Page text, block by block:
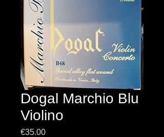
Dogal Marchio Blu
Violino
€35.00Prezzo